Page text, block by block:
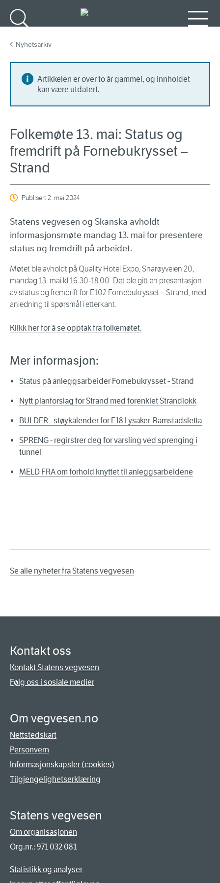
Nyhetsarkiv
Artikkelen er over to år gammel, og innholdet
kan være utdatert.
Folkemøte 13. mai: Status og
fremdrift på Fornebukrysset –
Strand
Publisert2. mai 2024
Statens vegvesen og Skanska avholdt
informasjonsmøte mandag 13. mai for presentere
status og fremdrift på arbeidet.
Møtet ble avholdt på Quality Hotel Expo, Snarøyveien 20,
mandag 13. mai kl 16.30-18.00. Det ble gitt en presentasjon
av status og fremdrift for E102 Fornebukrysset – Strand, med
anledning til spørsmål i etterkant.
Klikk her for å se opptak fra folkemøtet.
Mer informasjon:
Status på anleggsarbeider Fornebukrysset - Strand
Nytt planforslag for Strand med forenklet Strandlokk
BULDER - støykalender for E18 Lysaker-Ramstadsletta
SPRENG - regirstrer deg for varsling ved sprenging i
tunnel
MELD FRA om forhold knyttet til anleggsarbeidene
Se alle nyheter fra Statens vegvesen
Kontakt oss
Kontakt Statens vegvesen
Følg oss i sosiale medier
Om vegvesen.no
Nettstedskart
Personvern
Informasjonskapsler (cookies)
Tilgjengelighetserklæring
Statens vegvesen
Om organisasjonen
Org.nr.: 971 032 081
Statistikk og analyser